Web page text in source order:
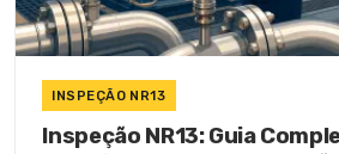
INSPEÇÃO NR13
Inspeção NR13: Guia